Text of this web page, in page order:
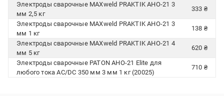
Электроды сварочные MAXweld PRAKTIK АНО-21 3
мм 2,5 кг
333 ₴
Электроды сварочные MAXweld PRAKTIK АНО-21 3
мм 1 кг
138 ₴
Электроды сварочные MAXweld PRAKTIK АНО-21 4
мм 5 кг
620 ₴
Электроды сварочные PATON АНО-21 Elite для
любого тока AC/DC 350 мм 3 мм 1 кг (20025)
710 ₴